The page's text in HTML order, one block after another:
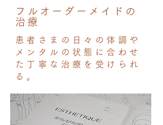
フルオーダーメイドの
治療
患者さまの日々の体調や
メンタルの状態に合わせ
た丁寧な治療を受けられ
る。